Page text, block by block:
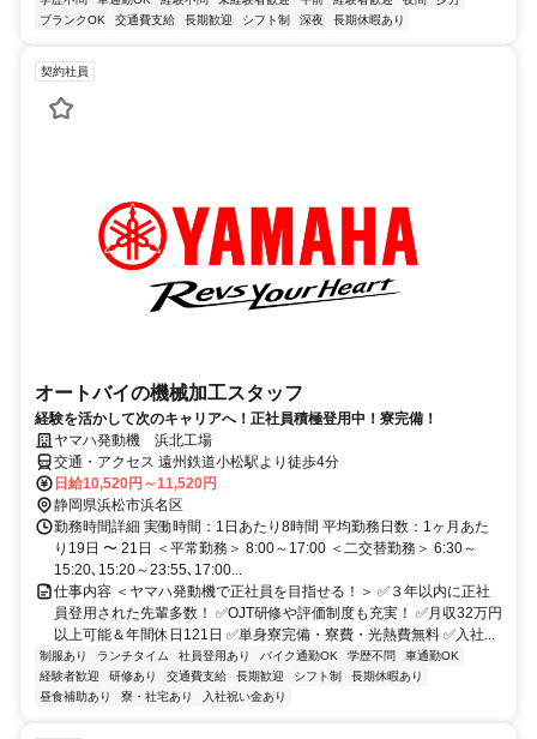
ブランクOK
交通費支給 長期歓迎 シフト制 深夜 長期休暇あり
契約社員
オートバイの機械加工スタッフ
経験を活かして次のキャリアへ！正社員積極登用中！寮完備！
ヤマハ発動機 浜北工場
交通・アクセス 遠州鉄道小松駅より徒歩4分
日給10,520円～11,520円
静岡県浜松市浜名区
勤務時間詳細 実働時間：1日あたり8時間 平均勤務日数：1ヶ月あた
り19日 〜 21日 ＜平常勤務＞ 8:00～17:00 ＜二交替勤務＞ 6:30～
15:20､15:20～23:55､17:00...
仕事内容 ＜ヤマハ発動機で正社員を目指せる！＞ ✅３年以内に正社
員登用された先輩多数！ ✅OJT研修や評価制度も充実！ ✅月収32万円
以上可能＆年間休日121日 ✅単身寮完備・寮費・光熱費無料 ✅入社...
制服あり ランチタイム 社員登用あり バイク通勤OK 学歴不問
車通勤OK
経験者歓迎
研修あり 交通費支給 長期歓迎 シフト制
長期休暇あり
昼食補助あり
寮・社宅あり 入社祝い金あり